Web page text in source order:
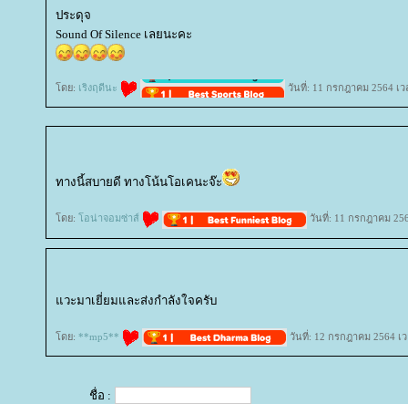
ประดุจ
Sound Of Silence เลยนะคะ
ดย: เริงฤดีนะ วันที่: 11 กรกฎาคม 2564 เว
ทางนี้สบายดี ทางโน้นโอเคนะจ๊ะ
ดย: อน่าจอมซ่าส์ วันที่: 11 กรกฎาคม
วะมาเยี่ยมและส่งกำลังใจครับ
ดย: **mp5** วันที่: 12 กรกฎาคม 2564 เ
ชื่อ :